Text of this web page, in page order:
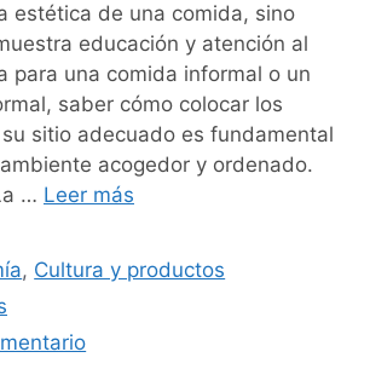
estética de una comida, sino
educación y atención al
para una comida informal o un
saber cómo colocar los
sitio adecuado es fundamental
acogedor y ordenado.
… Leer más
, Cultura y productos